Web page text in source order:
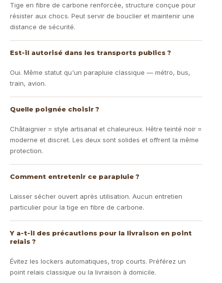
Tige en fibre de carbone renforcée, structure conçue pour
résister aux chocs. Peut servir de bouclier et maintenir une
distance de sécurité.
Est-il autorisé dans les transports publics ?
Oui. Même statut qu'un parapluie classique — métro, bus,
train, avion.
Quelle poignée choisir ?
Châtaignier = style artisanal et chaleureux. Hêtre teinté noir =
moderne et discret. Les deux sont solides et offrent la même
protection.
Comment entretenir ce parapluie ?
Laisser sécher ouvert après utilisation. Aucun entretien
particulier pour la tige en fibre de carbone.
Y a-t-il des précautions pour la livraison en point
relais ?
Évitez les lockers automatiques, trop courts. Préférez un
point relais classique ou la livraison à domicile.